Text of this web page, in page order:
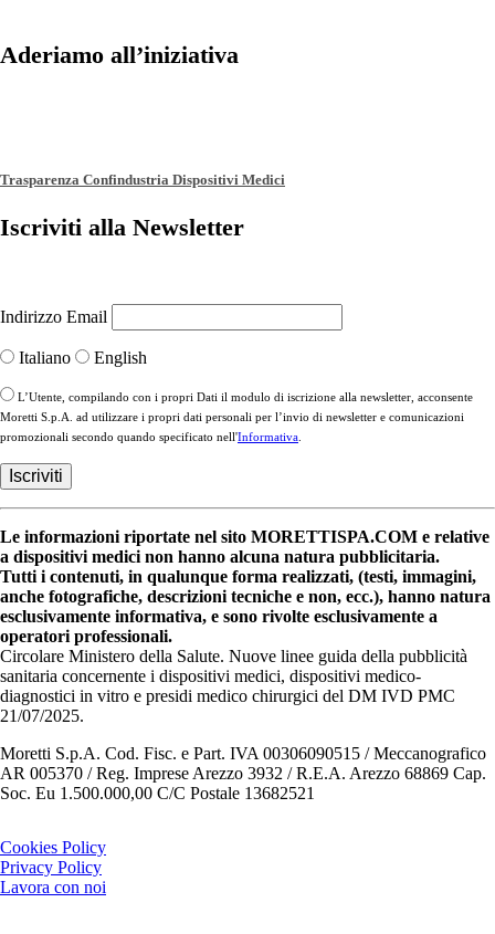
Aderiamo all’iniziativa
Trasparenza Confindustria Dispositivi Medici
Iscriviti alla Newsletter
Indirizzo Email
Italiano English
L’Utente, compilando con i propri Dati il modulo di iscrizione alla newsletter, acconsente
Moretti S.p.A. ad utilizzare i propri dati personali per l’invio di newsletter e comunicazioni
promozionali secondo quando specificato nell'Informativa
Le informazioni riportate nel sito MORETTISPA.COM e relative
a dispositivi medici non hanno alcuna natura pubblicitaria.
Tutti i contenuti, in qualunque forma realizzati, (testi, immagini,
anche fotografiche, descrizioni tecniche e non, ecc.), hanno natura
esclusivamente informativa, e sono rivolte esclusivamente a
operatori professionali.
Circolare Ministero della Salute. Nuove linee guida della pubblicità
sanitaria concernente i dispositivi medici, dispositivi medico-
diagnostici in vitro e presidi medico chirurgici del DM IVD PMC
21/07/2025.
Moretti S.p.A. Cod. Fisc. e Part. IVA 00306090515 / Meccanografico
AR 005370 / Reg. Imprese Arezzo 3932 / R.E.A. Arezzo 68869 Cap.
Soc. Eu 1.500.000,00 C/C Postale 13682521
Cookies Policy
Privacy Policy
Lavora con noi